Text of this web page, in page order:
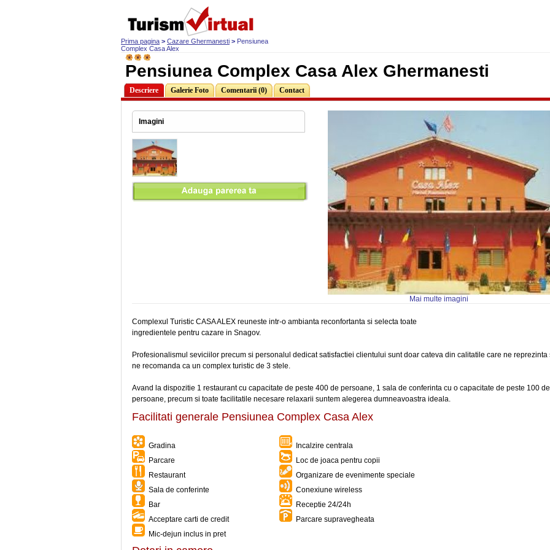
Prima pagina > Cazare Ghermanesti > Pensiunea
Complex Casa Alex
Pensiunea Complex Casa Alex Ghermanesti
Descriere Galerie Foto Comentarii (0) Contact
Imagini
Mai multe imagini
Complexul Turistic CASA ALEX reuneste intr-o ambianta reconfortanta si selecta toate
ingredientele pentru cazare in Snagov.
Profesionalismul seviciilor precum si personalul dedicat satisfactiei clientului sunt doar cateva din calitatile care ne reprezinta
ne recomanda ca un complex turistic de 3 stele.
Avand la dispozitie 1 restaurant cu capacitate de peste 400 de persoane, 1 sala de conferinta cu o capacitate de peste 100 de
persoane, precum si toate facilitatile necesare relaxarii suntem alegerea dumneavoastra ideala.
Facilitati generale Pensiunea Complex Casa Alex
Gradina
Incalzire centrala
Parcare
Loc de joaca pentru copii
Restaurant
Organizare de evenimente speciale
Sala de conferinte
Conexiune wireless
Bar
Receptie 24/24h
Acceptare carti de credit
Parcare supravegheata
Mic-dejun inclus in pret